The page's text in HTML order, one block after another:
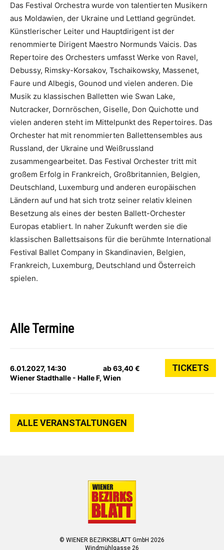
Das Festival Orchestra wurde von talentierten Musikern
aus Moldawien, der Ukraine und Lettland gegründet.
Künstlerischer Leiter und Hauptdirigent ist der
renommierte Dirigent Maestro Normunds Vaicis. Das
Repertoire des Orchesters umfasst Werke von Ravel,
Debussy, Rimsky-Korsakov, Tschaikowsky, Massenet,
Faure und Albegis, Gounod und vielen anderen. Die
Musik zu klassischen Balletten wie Swan Lake,
Nutcracker, Dornröschen, Giselle, Don Quichotte und
vielen anderen steht im Mittelpunkt des Repertoires. Das
Orchester hat mit renommierten Ballettensembles aus
Russland, der Ukraine und Weißrussland
zusammengearbeitet. Das Festival Orchester tritt mit
großem Erfolg in Frankreich, Großbritannien, Belgien,
Deutschland, Luxemburg und anderen europäischen
Ländern auf und hat sich trotz seiner relativ kleinen
Besetzung als eines der besten Ballett-Orchester
Europas etabliert. In naher Zukunft werden sie die
klassischen Ballettsaisons für die berühmte International
Festival Ballet Company in Skandinavien, Belgien,
Frankreich, Luxemburg, Deutschland und Österreich
spielen.
Alle Termine
6.01.2027, 14:30
Wiener Stadthalle - Halle F, Wien
ab 63,40 € TICKETS
ALLE VERANSTALTUNGEN
© WIENER BEZIRKSBLATT GmbH 2026
Windmühlgasse 26